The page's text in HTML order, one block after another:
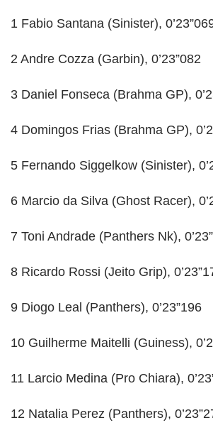
1 Fabio Santana (Sinister),
2 Andre Cozza (Garbin), 0’23”082
3 Daniel Fonseca (Brahma GP),
4 Domingos Frias (Brahma GP),
5 Fernando Siggelkow (Sinister),
6 Marcio da Silva (Ghost Racer),
7 Toni Andrade (Panthers Nk),
8 Ricardo Rossi (Jeito Grip),
9 Diogo Leal (Panthers), 0’23”196
10 Guilherme Maitelli (Guiness),
11 Larcio Medina (Pro Chiara),
12 Natalia Perez (Panthers),